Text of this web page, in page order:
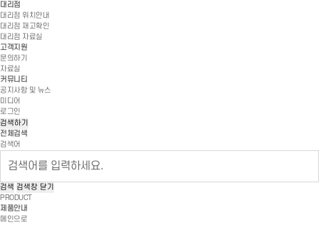
대리점
대리점 위치안내
대리점 재고확인
대리점 자료실
고객지원
문의하기
자료실
커뮤니티
공지사항 및 뉴스
미디어
로그인
검색하기
전체검색
검색어
검색 검색창 닫기
PRODUCT
제품안내
메인으로